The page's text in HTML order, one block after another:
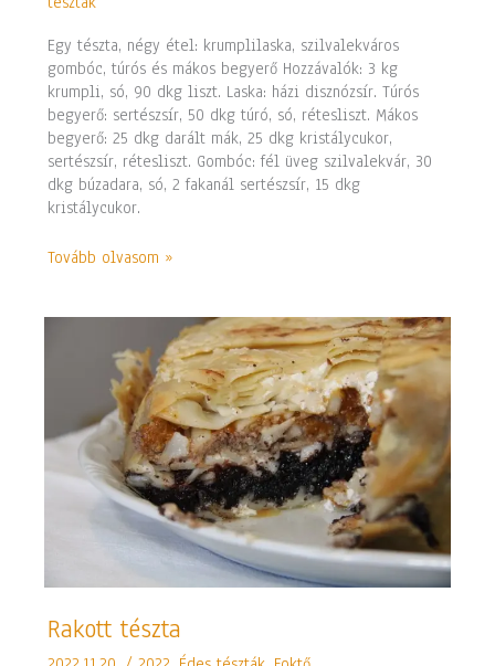
Egy tészta, négy étel: krumplilaska, szilvalekváros
gombóc, túrós és mákos begyerő Hozzávalók: 3 kg
krumpli, só, 90 dkg liszt. Laska: házi disznózsír. Túrós
begyerő: sertészsír, 50 dkg túró, só, rétesliszt. Mákos
begyerő: 25 dkg darált mák, 25 dkg kristálycukor,
sertészsír, rétesliszt. Gombóc: fél üveg szilvalekvár, 30
dkg búzadara, só, 2 fakanál sertészsír, 15 dkg
kristálycukor.
étel
Tovább olvasom »
Rakott tészta
Rakott